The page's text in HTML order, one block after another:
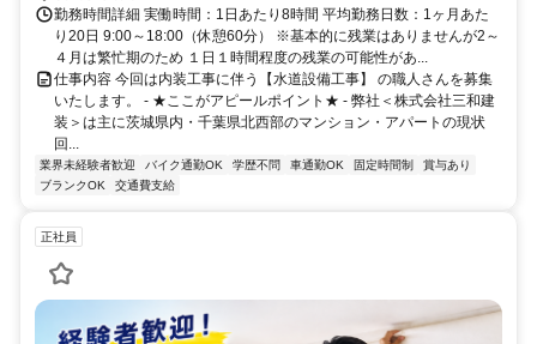
勤務時間詳細 実働時間：1日あたり8時間 平均勤務日数：1ヶ月あた
り20日 9:00～18:00（休憩60分） ※基本的に残業はありませんが2～
４月は繁忙期のため １日１時間程度の残業の可能性があ...
仕事内容 今回は内装工事に伴う【水道設備工事】 の職人さんを募集
いたします。 - ★ここがアピールポイント★ - 弊社＜株式会社三和建
装＞は主に茨城県内・千葉県北西部のマンション・アパートの現状
回...
業界未経験者歓迎 バイク通勤OK 学歴不問 車通勤OK 固定時間制
賞与あり
ブランクOK
交通費支給
正社員